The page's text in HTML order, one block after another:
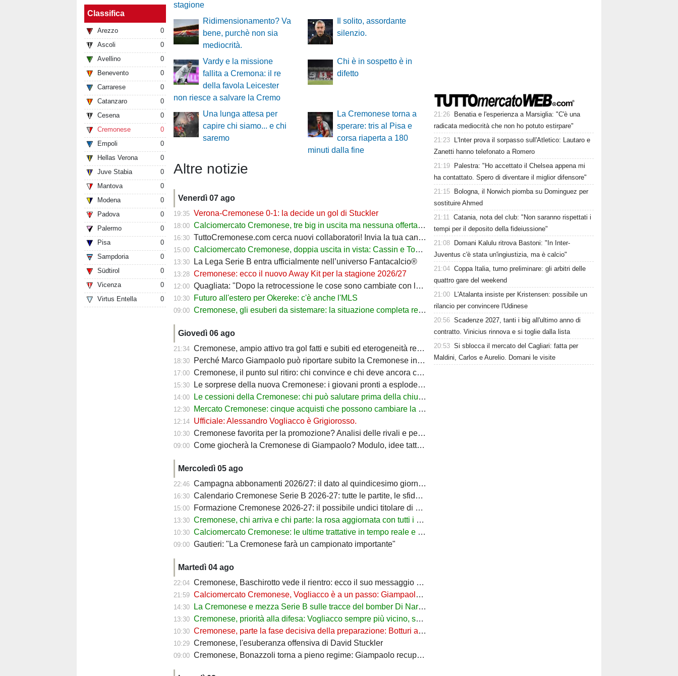
Classifica
Arezzo
0
Ascoli
0
Avellino
0
Benevento
0
Carrarese
0
Catanzaro
0
Cesena
0
Cremonese
0
Empoli
0
Hellas Verona
0
Juve Stabia
0
Mantova
0
Modena
0
Padova
0
Palermo
0
Pisa
0
Sampdoria
0
Südtirol
0
Vicenza
0
Virtus Entella
0
stagione
Ridimensionamento? Va
bene, purchè non sia
mediocrità.
Il solito, assordante
silenzio.
Vardy e la missione
fallita a Cremona: il re
della favola Leicester
non riesce a salvare la Cremo
Chi è in sospetto è in
difetto
Una lunga attesa per
capire chi siamo... e chi
saremo
La Cremonese torna a
sperare: tris al Pisa e
corsa riaperta a 180
minuti dalla fine
Altre notizie
Venerdì 07 ago
19:35 Verona-Cremonese 0-1: la decide un gol di Stuckler
18:00 Calciomercato Cremonese, tre big in uscita ma nessuna offerta: Botturi aspetta la svolta
16:30 TuttoCremonese.com cerca nuovi collaboratori! Invia la tua candidatura!
15:00 Calciomercato Cremonese, doppia uscita in vista: Cassin e Tosi pronti a salutare per crescere
13:30 La Lega Serie B entra ufficialmente nell’universo Fantacalcio®
13:28 Cremonese: ecco il nuovo Away Kit per la stagione 2026/27
12:00 Quagliata: "Dopo la retrocessione le cose sono cambiate con la Cremonese"
10:30 Futuro all'estero per Okereke: c'è anche l'MLS
09:00 Cremonese, gli esuberi da sistemare: la situazione completa reparto per reparto
Giovedì 06 ago
21:34 Cremonese, ampio attivo tra gol fatti e subiti ed eterogeneità realizzativa
18:30 Perché Marco Giampaolo può riportare subito la Cremonese in Serie A
17:00 Cremonese, il punto sul ritiro: chi convince e chi deve ancora crescere
15:30 Le sorprese della nuova Cremonese: i giovani pronti a esplodere con Marco Giampaolo
14:00 Le cessioni della Cremonese: chi può salutare prima della chiusura del mercato
12:30 Mercato Cremonese: cinque acquisti che possono cambiare la stagione dei grigiorossi
12:14 Ufficiale: Alessandro Vogliacco è Grigiorosso.
10:30 Cremonese favorita per la promozione? Analisi delle rivali e percentuali di ritorno in Serie A
09:00 Come giocherà la Cremonese di Giampaolo? Modulo, idee tattiche e nuovi protagonisti
Mercoledì 05 ago
22:46 Campagna abbonamenti 2026/27: il dato al quindicesimo giorno di prelazione
16:30 Calendario Cremonese Serie B 2026-27: tutte le partite, le sfide decisive e il percorso verso la Serie A
15:00 Formazione Cremonese 2026-27: il possibile undici titolare di Marco Giampaolo
13:30 Cremonese, chi arriva e chi parte: la rosa aggiornata con tutti i movimenti ufficiali
10:30 Calciomercato Cremonese: le ultime trattative in tempo reale e tutti gli obiettivi di Botturi
09:00 Gautieri: "La Cremonese farà un campionato importante"
Martedì 04 ago
22:04 Cremonese, Baschirotto vede il rientro: ecco il suo messaggio social
21:59 Calciomercato Cremonese, Vogliacco è a un passo: Giampaolo aspetta il rinforzo per la fascia destra
14:30 La Cremonese e mezza Serie B sulle tracce del bomber Di Nardo
13:30 Cremonese, priorità alla difesa: Vogliacco sempre più vicino, spunta il nome di Giorgini
10:30 Cremonese, parte la fase decisiva della preparazione: Botturi accelera sul mercato, ma senza fretta
10:29 Cremonese, l'esuberanza offensiva di David Stuckler
09:00 Cremonese, Bonazzoli torna a pieno regime: Giampaolo recupera il suo bomber, resta l'emergenza in infermeria
21:26
Benatia e l'esperienza a Marsiglia: "C'è una
radicata mediocrità che non ho potuto estirpare"
21:23
L'Inter prova il sorpasso sull'Atletico: Lautaro e
Zanetti hanno telefonato a Romero
21:19
Palestra: "Ho accettato il Chelsea appena mi
ha contattato. Spero di diventare il miglior difensore"
21:15
Bologna, il Norwich piomba su Dominguez per
sostituire Ahmed
21:11 Catania, nota del club: "Non saranno rispettati i
tempi per il deposito della fideiussione"
21:08
Domani Kalulu ritrova Bastoni: "In Inter-
Juventus c'è stata un'ingiustizia, ma è calcio"
21:04 Coppa Italia, turno preliminare: gli arbitri delle
quattro gare del weekend
21:00
L'Atalanta insiste per Kristensen: possibile un
rilancio per convincere l'Udinese
20:56 Scadenze 2027, tanti i big all'ultimo anno di
contratto. Vinicius rinnova e si toglie dalla lista
20:53 Si sblocca il mercato del Cagliari: fatta per
Maldini, Carlos e Aurelio. Domani le visite